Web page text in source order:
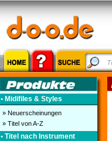
• Midifiles & Styles
» Neuerscheinungen
» Titel von A-Z
• Titel nach Instrument